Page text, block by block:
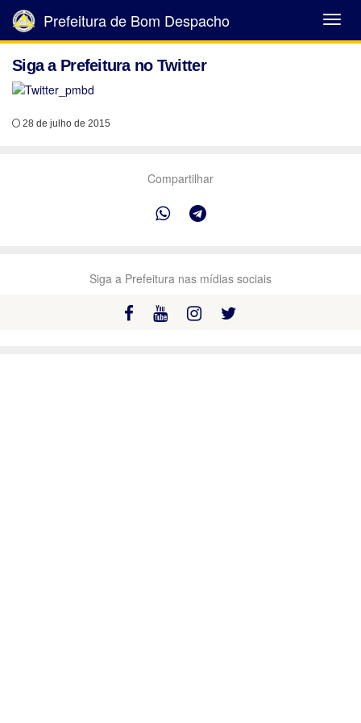
Abrir
Menu
Prefeitura de Bom Despacho
Siga a Prefeitura no Twitter
28 de julho de 2015
Compartilhar
Siga a Prefeitura nas mídias sociais